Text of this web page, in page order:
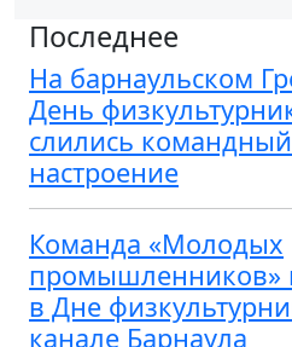
Последнее
На барнаульском
День
слились
настроение
Команда «Молодых
промышленников»
в Дне
канале Барнаула